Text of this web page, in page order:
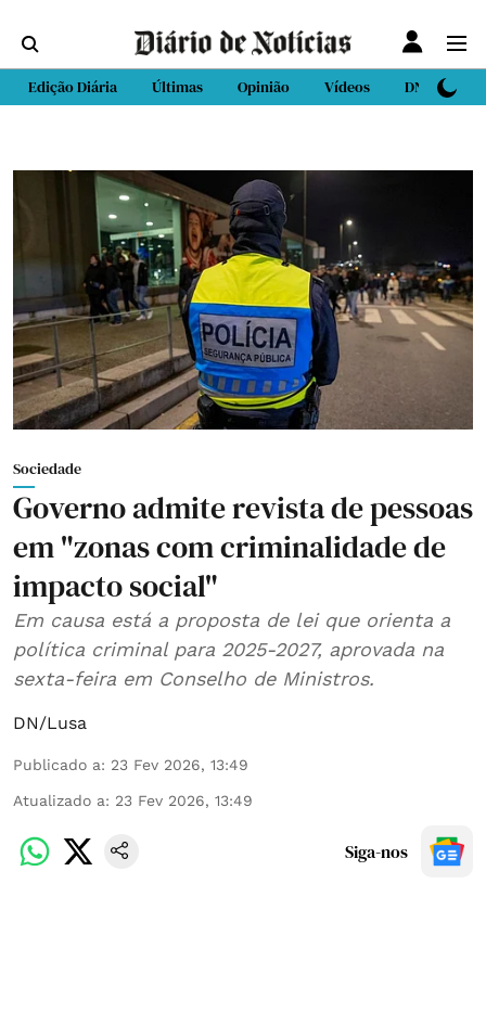
Edição Diária Últimas Opinião Vídeos DN Sport
Sociedade
Governo admite revista de pessoas
em "zonas com criminalidade de
impacto social"
Em causa está a proposta de lei que orienta a
política criminal para 2025-2027, aprovada na
sexta-feira em Conselho de Ministros.
DN/Lusa
Publicado a: 23 Fev 2026, 13:49
Atualizado a: 23 Fev 2026, 13:49
Siga-nos